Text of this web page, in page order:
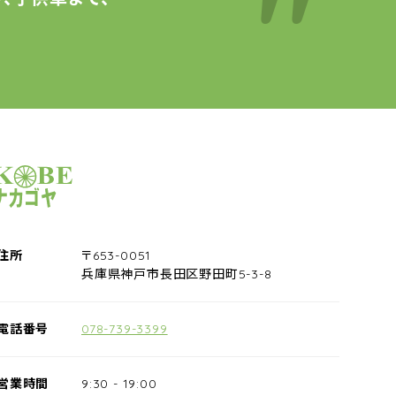
イクルショップナカゴヤ
所
〒653-0051
兵庫県神戸市長田区野田町5-3-8
話番号 078-739-3399
業時間 9:30 - 19:00